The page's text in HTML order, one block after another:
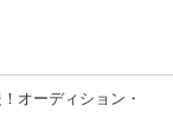
オーディション・